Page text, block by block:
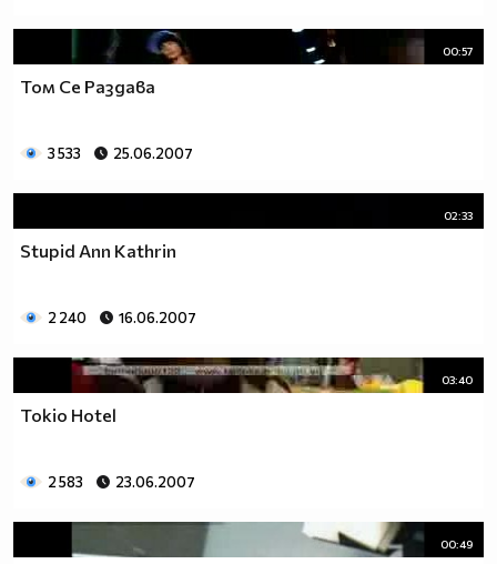
00:57
Том Се Раздава
3 533 25.06.2007
02:33
Stupid Ann Kathrin
2 240 16.06.2007
03:40
Tokio Hotel
2 583 23.06.2007
00:49